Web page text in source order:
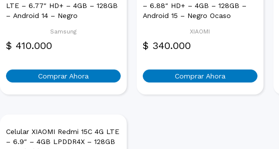
LTE – 6.77″ HD+ – 4GB – 128GB
– Android 14 – Negro
Samsung
$ 410.000
Comprar Ahora
– 6.88″ HD+ – 4GB – 128GB –
Android 15 – Negro Ocaso
XIAOMI
$ 340.000
Comprar Ahora
Celular XIAOMI Redmi 15C 4G LTE
– 6.9″ – 4GB LPDDR4X – 128GB